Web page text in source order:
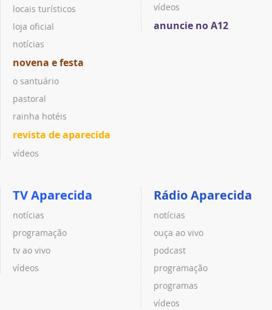
locais turísticos
loja oficial
notícias
novena e festa
o santuário
pastoral
rainha hotéis
revista de aparecida
vídeos
vídeos
anuncie no A12
TV Aparecida
notícias
programação
tv ao vivo
vídeos
Rádio Aparecida
notícias
ouça ao vivo
podcast
programação
programas
vídeos